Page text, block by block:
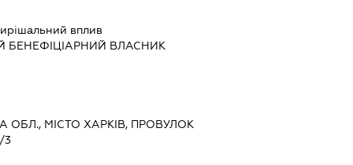
вплив
БЕНЕФІЦІАРНИЙ ВЛАСНИК
ОБЛ., МІСТО ХАРКІВ, ПРОВУЛОК
3